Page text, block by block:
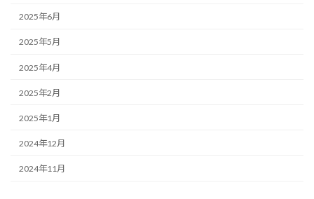
2025年6月
2025年5月
2025年4月
2025年2月
2025年1月
2024年12月
2024年11月